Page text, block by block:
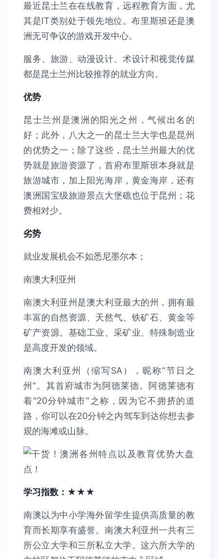
最近昆士兰在在线教育，远程教育方面，尤
其是IT类别处于领先地位。布里斯班还是澳
洲无可争议的游戏开发中心。
服务、旅游、动漫设计、术设计和视觉传媒
都是昆士兰州比较推荐的就业方向。
优势
昆士兰州是澳洲的阳光之州，气候出名的
好；此外，八大之一的昆士兰大学也是昆州
的优势之一；除了这些，昆士兰州最大的优
势就是旅游资源了，首府布里斯班本身就是
旅游城市，加上阳光海岸，黄金海岸，还有
澳洲国宝级旅游景点大堡礁也位于昆州；花
费相对少。
劣势
就业发展机会不如悉尼墨尔本；
南澳大利亚州
南澳大利亚州是澳大利亚最大的州，拥有最
丰富的自然资源、天然气、铁矿石、黄金等
矿产资源。基础工业、采矿业、特殊制造业
是高度开发的领域。
南澳大利亚州（缩写SA），昵称“节日之
州”。其首府城市为阿德莱德。阿德莱德有
着“20分钟城市”之称，因为它不拥挤的道
路，你可以在20分钟之内驾车到达你想去参
观的海滩或山脉。
学习指数：★★★
南澳以为中小学海外留学生提供高质量的教
育而长期享有盛誉。南澳大利亚州一共有三
所公立大学和三所私立大学。这六所大学的